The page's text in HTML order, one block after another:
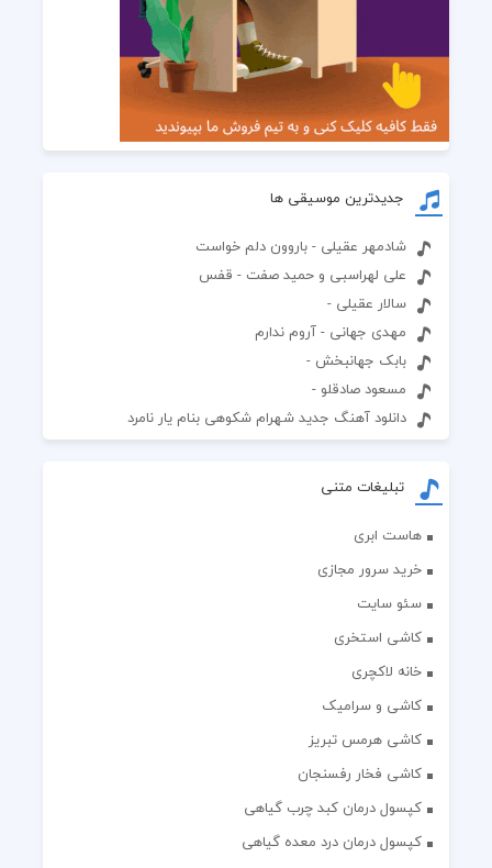
جدیدترین موسیقی ها
شادمهر عقیلی - باروون دلم خواست
علی لهراسبی و حمید صفت - قفس
سالار عقیلی -
مهدی جهانی - آروم ندارم
بابک جهانبخش -
مسعود صادقلو -
دانلود آهنگ جدید شهرام شکوهی بنام یار نامرد
تبلیغات متنی
هاست ابری
خرید سرور مجازی
سئو سایت
کاشی استخری
خانه لاکچری
کاشی و سرامیک
کاشی هرمس تبریز
کاشی فخار رفسنجان
کپسول درمان کبد چرب گیاهی
کپسول درمان درد معده گیاهی